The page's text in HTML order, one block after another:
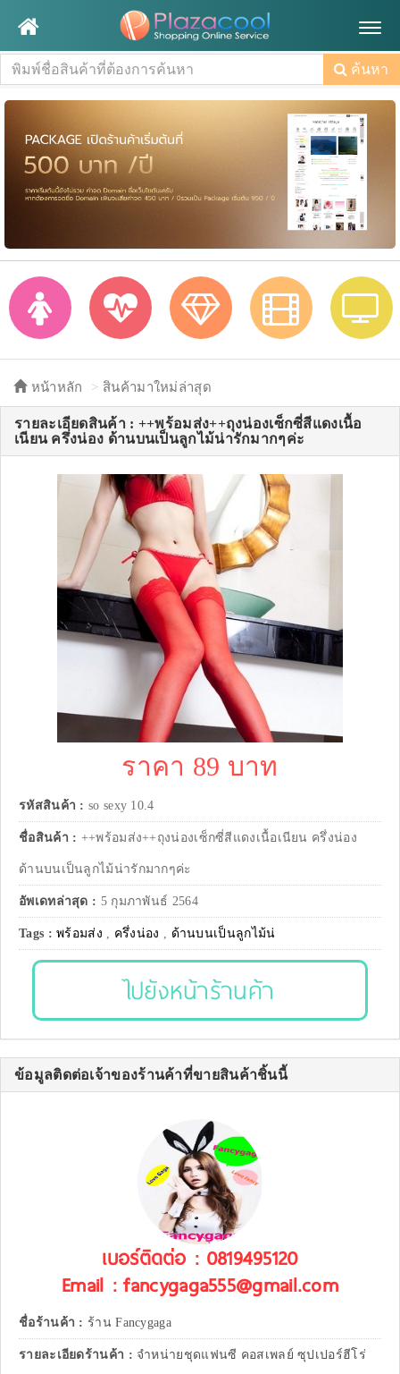
ค้นหา
หน้าหลัก สินค้ามาใหม่ล่าสุด
รายละเอียดสินค้า : ++พร้อมส่ง++ถุงน่องเซ็กซี่สีแดงเนื้อ
เนียน ครึ่งน่อง ด้านบนเป็นลูกไม้น่ารักมากๆค่ะ
ราคา 89 บาท
รหัสสินค้า : so sexy 10.4
ชื่อสินค้า : ++พร้อมส่ง++ถุงน่องเซ็กซี่สีแดงเนื้อเนียน ครึ่งน่อง
ด้านบนเป็นลูกไม้น่ารักมากๆค่ะ
อัพเดทล่าสุด : 5 กุมภาพันธ์ 2564
Tags :พร้อมส่ง , ครึ่งน่อง , ด้านบนเป็นลูกไม้น่
ไปยังหน้าร้านค้า
ข้อมูลติดต่อเจ้าของร้านค้าที่ขายสินค้าชิ้นนี้
เบอร์ติดต่อ : 0819495120
Email : fancygaga555@gmail.com
ชื่อร้านค้า : ร้าน Fancygaga
รายละเอียดร้านค้า : จำหน่ายชุดแฟนซี คอสเพลย์ ซุปเปอร์ฮีโร่